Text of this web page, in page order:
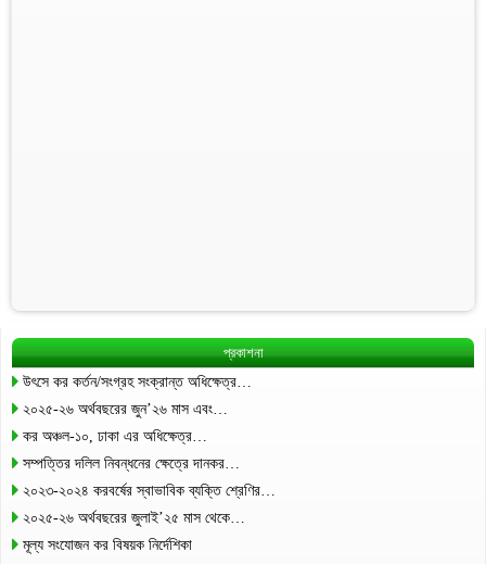
প্রকাশনা
উৎসে কর কর্তন/সংগ্রহ সংক্রান্ত অধিক্ষেত্র…
২০২৫-২৬ অর্থবছরের জুন’২৬ মাস এবং…
কর অঞ্চল-১০, ঢাকা এর অধিক্ষেত্র…
সম্পত্তির দলিল নিবন্ধনের ক্ষেত্রে দানকর…
২০২৩-২০২৪ করবর্ষের স্বাভাবিক ব্যক্তি শ্রেণির…
২০২৫-২৬ অর্থবছরের জুলাই’২৫ মাস থেকে…
মূল্য সংযোজন কর বিষয়ক নির্দেশিকা